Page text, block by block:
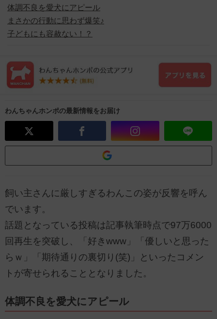
体調不良を愛犬にアピール
まさかの行動に思わず爆笑♪
子どもにも容赦ない！？
わんちゃんホンポの最新情報をお届け
飼い主さんに厳しすぎるわんこの姿が反響を呼ん
でいます。
話題となっている投稿は記事執筆時点で97万6000
回再生を突破し、「好きwww」「優しいと思った
らｗ」「期待通りの裏切り(笑)」といったコメン
トが寄せられることとなりました。
体調不良を愛犬にアピール